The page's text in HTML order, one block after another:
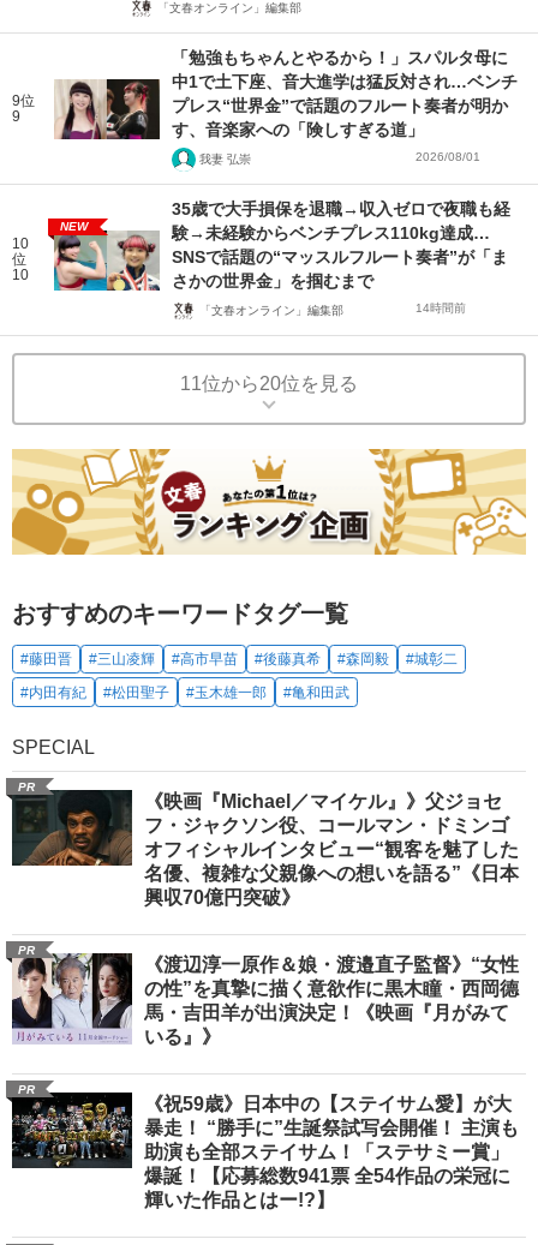
「文春オンライン」編集部
9位
9
「勉強もちゃんとやるから！」スパルタ母に
中1で土下座、音大進学は猛反対され…ベンチ
プレス“世界金”で話題のフルート奏者が明か
す、音楽家への「険しすぎる道」
我妻 弘崇 2026/08/01
10
位
10
NEW
35歳で大手損保を退職→収入ゼロで夜職も経
験→未経験からベンチプレス110kg達成…
SNSで話題の“マッスルフルート奏者”が「ま
さかの世界金」を掴むまで
「文春オンライン」編集部 14時間前
11位から20位を見る
おすすめのキーワードタグ一覧
#藤田晋 #三山凌輝 #高市早苗 #後藤真希 #森岡毅
#城彰二
#内田有紀
#松田聖子 #玉木雄一郎 #亀和田武
SPECIAL
PR
《映画『Michael／マイケル』》父ジョセ
フ・ジャクソン役、コールマン・ドミンゴ
オフィシャルインタビュー“観客を魅了した
名優、複雑な父親像への想いを語る”《日本
興収70億円突破》
PR
《渡辺淳一原作＆娘・渡邉直子監督》“女性
の性”を真摯に描く意欲作に黒木瞳・西岡德
馬・吉田羊が出演決定！《映画『月がみて
いる』》
PR
《祝59歳》日本中の【ステイサム愛】が大
暴走！ “勝手に”生誕祭試写会開催！ 主演も
助演も全部ステイサム！「ステサミー賞」
爆誕！【応募総数941票 全54作品の栄冠に
輝いた作品とはー!?】